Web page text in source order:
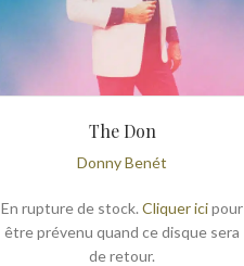
The Don
Donny Benét
En rupture de stock.Cliquer icipour
être prévenu quand ce disque sera
de retour.